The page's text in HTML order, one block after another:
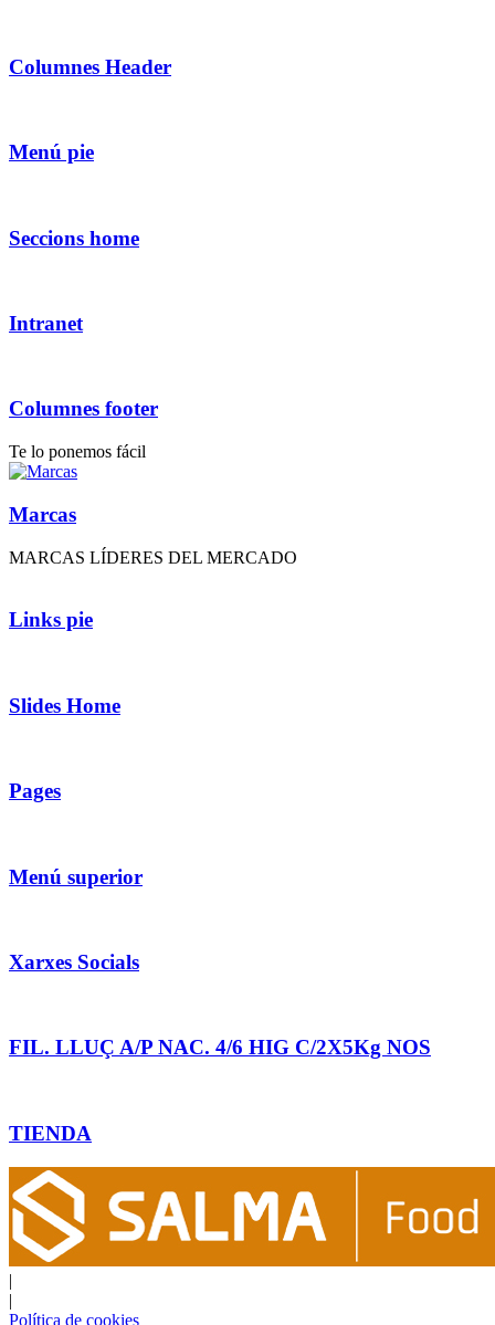
Columnes Header
Menú pie
Seccions home
Intranet
Columnes footer
Te lo ponemos fácil
Marcas
MARCAS LÍDERES DEL MERCADO
Links pie
Slides Home
Pages
Menú superior
Xarxes Socials
FIL. LLUÇ A/P NAC. 4/6 HIG C/2X5Kg NOS
TIENDA
|
|
Política de cookies